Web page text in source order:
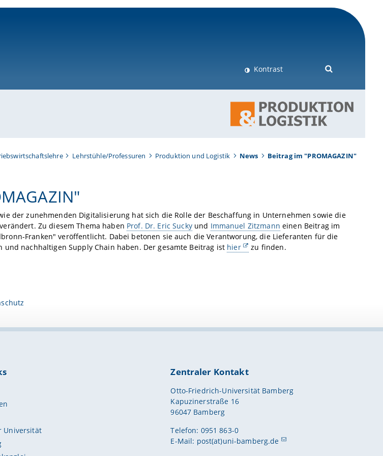
Kontrast
Lehrstühle/Professuren Produktion und Logistik News Beitrag im "PROMAGAZIN"
der zunehmenden Digitalisierung hat sich die Rolle der Beschaffung in Unternehmen sowie die
Zu diesem Thema haben Prof. Dr. Eric Suckyund Immanuel Zitzmann einen Beitrag im
Franken" veröffentlicht. Dabei betonen sie auch die Verantworung, die Lieferanten für die
nachhaltigen Supply Chain haben. Der gesamte Beitrag ist hier zu finden.
Universität
Zentraler Kontakt
Otto-Friedrich-Universität Bamberg
Kapuzinerstraße 16
96047 Bamberg
Telefon: 0951 863-0
E-Mail: post(at)uni-bamberg.de